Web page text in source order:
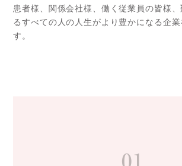
患者様、関係会社様、働く従業員の皆様
るすべての人の人生がより豊かになる企業
す。
01